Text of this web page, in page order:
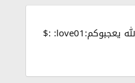
اهـــلآ وسهــلآ بكن يــآ عرآئس اللمة :) ان شاء الله راكم ملآح:up: اليوم جبتلكم :$ جديد وحصري للمة:yahoo01: قفــآطن لكي جزء _3_:thumb_up02: ان شاء الله يعجبوكم:love01: :$